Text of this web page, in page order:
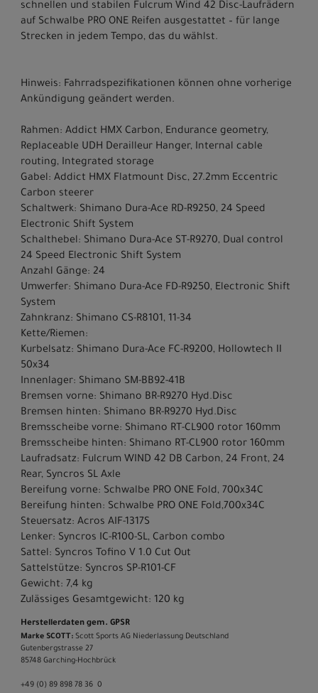
schnellen und stabilen Fulcrum Wind 42 Disc-Laufrädern
auf Schwalbe PRO ONE Reifen ausgestattet – für lange
Strecken in jedem Tempo, das du wählst.
Hinweis: Fahrradspezifikationen können ohne vorherige
Ankündigung geändert werden.
Rahmen: Addict HMX Carbon, Endurance geometry,
Replaceable UDH Derailleur Hanger, Internal cable
routing, Integrated storage
Gabel: Addict HMX Flatmount Disc, 27.2mm Eccentric
Carbon steerer
Schaltwerk: Shimano Dura-Ace RD-R9250, 24 Speed
Electronic Shift System
Schalthebel: Shimano Dura-Ace ST-R9270, Dual control
24 Speed Electronic Shift System
Anzahl Gänge: 24
Umwerfer: Shimano Dura-Ace FD-R9250, Electronic Shift
System
Zahnkranz: Shimano CS-R8101, 11-34
Kette/Riemen:
Kurbelsatz: Shimano Dura-Ace FC-R9200, Hollowtech II
50x34
Innenlager: Shimano SM-BB92-41B
Bremsen vorne: Shimano BR-R9270 Hyd.Disc
Bremsen hinten: Shimano BR-R9270 Hyd.Disc
Bremsscheibe vorne: Shimano RT-CL900 rotor 160mm
Bremsscheibe hinten: Shimano RT-CL900 rotor 160mm
Laufradsatz: Fulcrum WIND 42 DB Carbon, 24 Front, 24
Rear, Syncros SL Axle
Bereifung vorne: Schwalbe PRO ONE Fold, 700x34C
Bereifung hinten: Schwalbe PRO ONE Fold,700x34C
Steuersatz: Acros AIF-1317S
Lenker: Syncros IC-R100-SL, Carbon combo
Sattel: Syncros Tofino V 1.0 Cut Out
Sattelstütze: Syncros SP-R101-CF
Gewicht: 7,4 kg
Zulässiges Gesamtgewicht: 120 kg
Herstellerdaten gem. GPSR
Marke SCOTT: Scott Sports AG Niederlassung Deutschland
Gutenbergstrasse 27
85748 Garching-­Hochbrück
+49 (0) 89 898 78 36 ­ 0